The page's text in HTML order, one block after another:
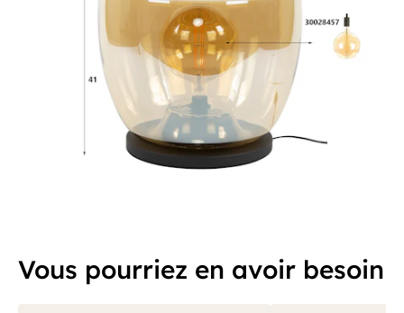
Vous pourriez en avoir besoin